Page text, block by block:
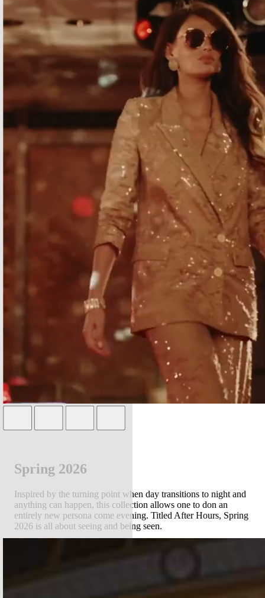
Spring 2026
Inspired by the turning point when day transitions to night and
anything can happen, this collection allows one to don an
entirely new persona come evening. Titled After Hours, Spring
2026 is all about seeing and being seen.